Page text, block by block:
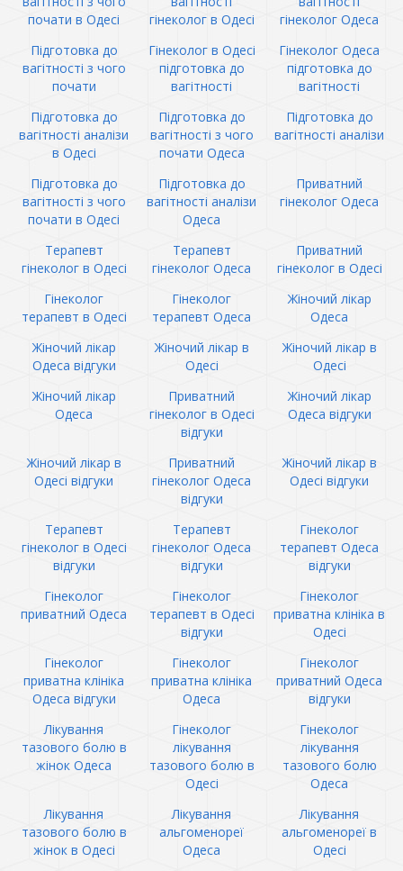
почати в Одесі
гінеколог в Одесі
гінеколог Одеса
Підготовка до
вагітності з чого
почати
Гінеколог в Одесі
підготовка до
вагітності
Гінеколог Одеса
підготовка до
вагітності
Підготовка до
вагітності аналізи
в Одесі
Підготовка до
вагітності з чого
почати Одеса
Підготовка до
вагітності аналізи
Підготовка до
вагітності з чого
почати в Одесі
Підготовка до
вагітності аналізи
Одеса
Приватний
гінеколог Одеса
Терапевт
гінеколог в Одесі
Терапевт
гінеколог Одеса
Приватний
гінеколог в Одесі
Гінеколог
терапевт в Одесі
Гінеколог
терапевт Одеса
Жіночий лікар
Одеса
Жіночий лікар
Одеса відгуки
Жіночий лікар в
Одесі
Жіночий лікар в
Одесі
Жіночий лікар
Одеса
Приватний
гінеколог в Одесі
відгуки
Жіночий лікар
Одеса відгуки
Жіночий лікар в
Одесі відгуки
Приватний
гінеколог Одеса
відгуки
Жіночий лікар в
Одесі відгуки
Терапевт
гінеколог в Одесі
відгуки
Терапевт
гінеколог Одеса
відгуки
Гінеколог
терапевт Одеса
відгуки
Гінеколог
приватний Одеса
Гінеколог
терапевт в Одесі
відгуки
Гінеколог
приватна клініка в
Одесі
Гінеколог
приватна клініка
Одеса відгуки
Гінеколог
приватна клініка
Одеса
Гінеколог
приватний Одеса
відгуки
Лікування
тазового болю в
жінок Одеса
Гінеколог
лікування
тазового болю в
Одесі
Гінеколог
лікування
тазового болю
Одеса
Лікування
тазового болю в
жінок в Одесі
Лікування
альгоменореї
Одеса
Лікування
альгоменореї в
Одесі